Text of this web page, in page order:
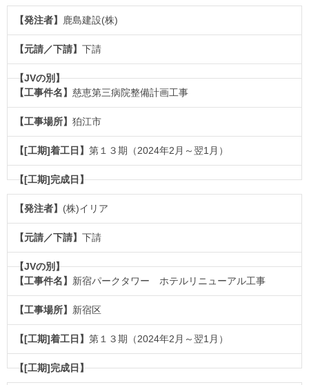
鹿島建設(株)
下請
慈恵第三病院整備計画工事
狛江市
第１３期（2024年2月～翌1月）
(株)イリア
下請
新宿パークタワー ホテルリニューアル工事
新宿区
第１３期（2024年2月～翌1月）